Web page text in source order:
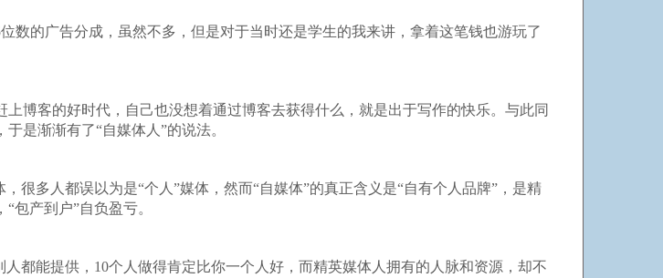
数的广告分成，虽然不多，但是对于当时还是学生的我来讲，拿着这笔钱也游玩了
博客的好时代，自己也没想着通过博客去获得什么，就是出于写作的快乐。与此同
是渐渐有了“自媒体人”的说法。
很多人都误以为是“个人”媒体，然而“自媒体”的真正含义是“自有个人品牌”，是精
包产到户”自负盈亏。
都能提供，10个人做得肯定比你一个人好，而精英媒体人拥有的人脉和资源，却不